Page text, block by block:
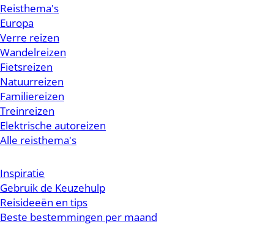
Reisthema's
Europa
Verre reizen
Wandelreizen
Fietsreizen
Natuurreizen
Familiereizen
Treinreizen
Elektrische autoreizen
Alle reisthema's
Inspiratie
Gebruik de Keuzehulp
Reisideeën en tips
Beste bestemmingen per maand